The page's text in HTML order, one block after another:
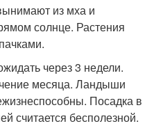
из мха и
солнце. Растения
через 3 недели.
месяца. Ландыши
Посадка в
считается бесполезной.